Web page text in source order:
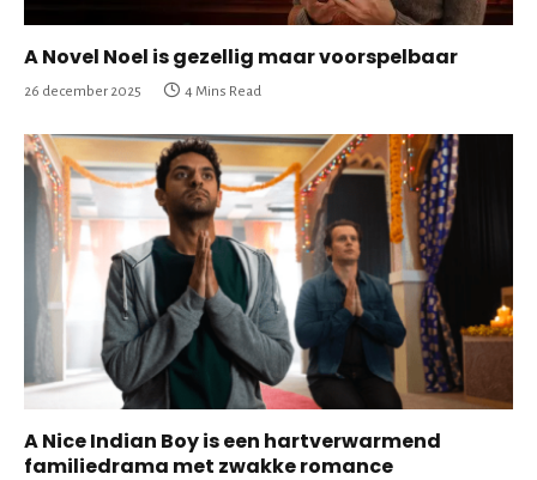
A Novel Noel is gezellig maar voorspelbaar
26 december 2025 4 Mins Read
A Nice Indian Boy is een hartverwarmend
familiedrama met zwakke romance